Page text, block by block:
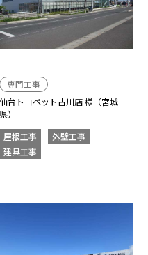
仙台トヨペット古川店 様（宮城
県）
専門工事
屋根工事
外壁工事
建具工事